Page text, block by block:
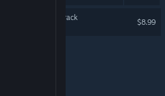
yükle
görüntüle
Original Soundtrack
$8.99